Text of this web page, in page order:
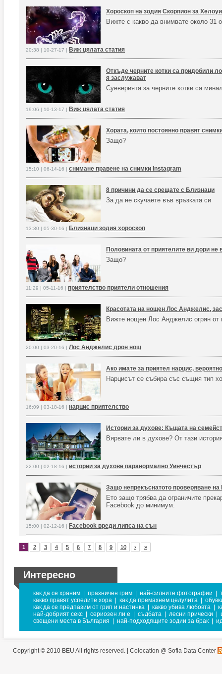
Хороскоп на зодия Скорпион за
Вижте с какво да внимвате около 31
20:38 | 10-27-17 | Виж цялата статия
Откъде черните котки са придобили
я заслужават
Суеверията за черните котки са
19:06 | 10-13-17 | Виж цялата статия
Хората, които постоянно правят
Защо?
15:10 | 06-14-16 | снимане правене на снимки Instagram
8 причини да се срещате с Близнаци
За да не скучаете във връзката си
13:30 | 05-30-16 | Близнаци зодия хороскоп
Половината от приятелите ви дори не
Защо?
11:29 | 05-11-16 | приятелство приятели отношения
Красотата на нощен Лос Анджелис,
Вижте нощен Лос Анджелис огрян от
20:00 | 03-20-16 | Лос Анджелис дрон нощ
Ако имате за приятел нарцис,
Нарцисът се събира със същия тип
16:09 | 03-18-16 | нарцис приятелство
Истории за духове: Къщата на
Вярвате ли в духове? От тази
22:00 | 02-18-16 | истории за духове паранормално Уинчестър
Защо непрекъснатото проверяване на
Ето защо трябва да ограничите
Facebook до минимум.
15:00 | 02-12-16 | Facebook вреди липса на сън
1 2 3 4 5 6 7 8 9 10 › »
Интересно
как да се храним | празничен грим | най-силните фотографии |
какво правят успелите хора | как да премахнем целулита |
как да се предпазим от грип и настинка | какво убива любовта |
най-добрият секс | сериозен ли е | съдбата | лесни прически |
свещени места в България | най-подходящите зодии за брак |
Copyright © 2010 BEU All rights reserved. | Colocation @ Sofia Data Center